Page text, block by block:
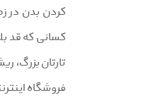
کردن بدن در
کسانی که قد
تارتان بزرگ،
فروشگاه